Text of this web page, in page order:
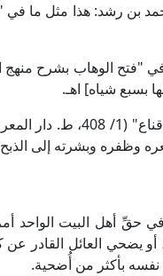
بن رشد: هذا مثل ما
بسبع شياه] اهـ.
وقال العلامة الحَجَّاوي
وبشرته إلى الذبح
في حقِّ أهل البيت
أو يضحي العائل
بأكثر من أُضحية.